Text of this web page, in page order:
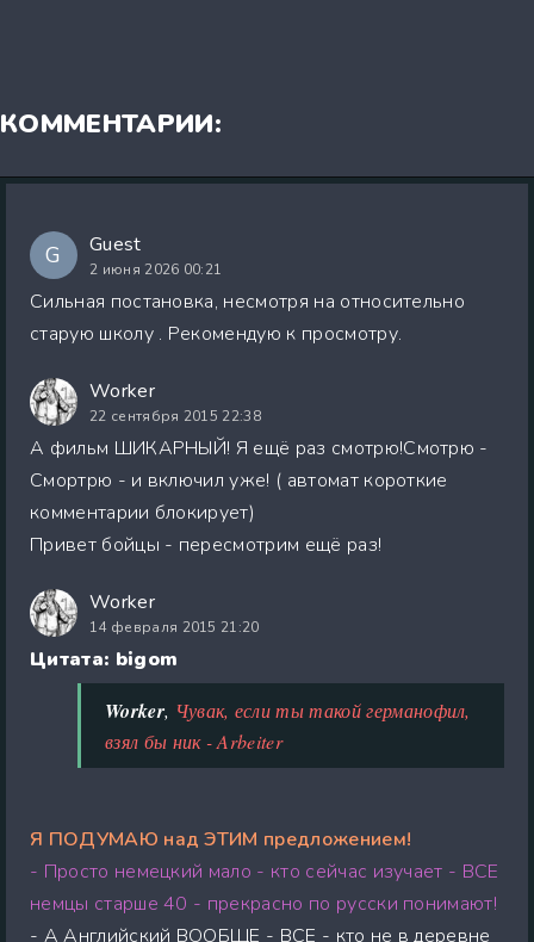
КОММЕНТАРИИ:
G Guest
2 июня 2026 00:21
Сильная постановка, несмотря на относительно
старую школу . Рекомендую к просмотру.
Worker
22 сентября 2015 22:38
А фильм ШИКАРНЫЙ! Я ещё раз смотрю!Смотрю -
Смортрю - и включил уже! ( автомат короткие
комментарии блокирует)
Привет бойцы - пересмотрим ещё раз!
Worker
14 февраля 2015 21:20
Цитата: bigom
Worker, Чувак, если ты такой германофил,
взял бы ник - Arbeiter
Я ПОДУМАЮ над ЭТИМ предложением!
- Просто немецкий мало - кто сейчас изучает - ВСЕ
немцы старше 40 - прекрасно по русски понимают!
- А Английский ВООБЩЕ - ВСЕ - кто не в деревне